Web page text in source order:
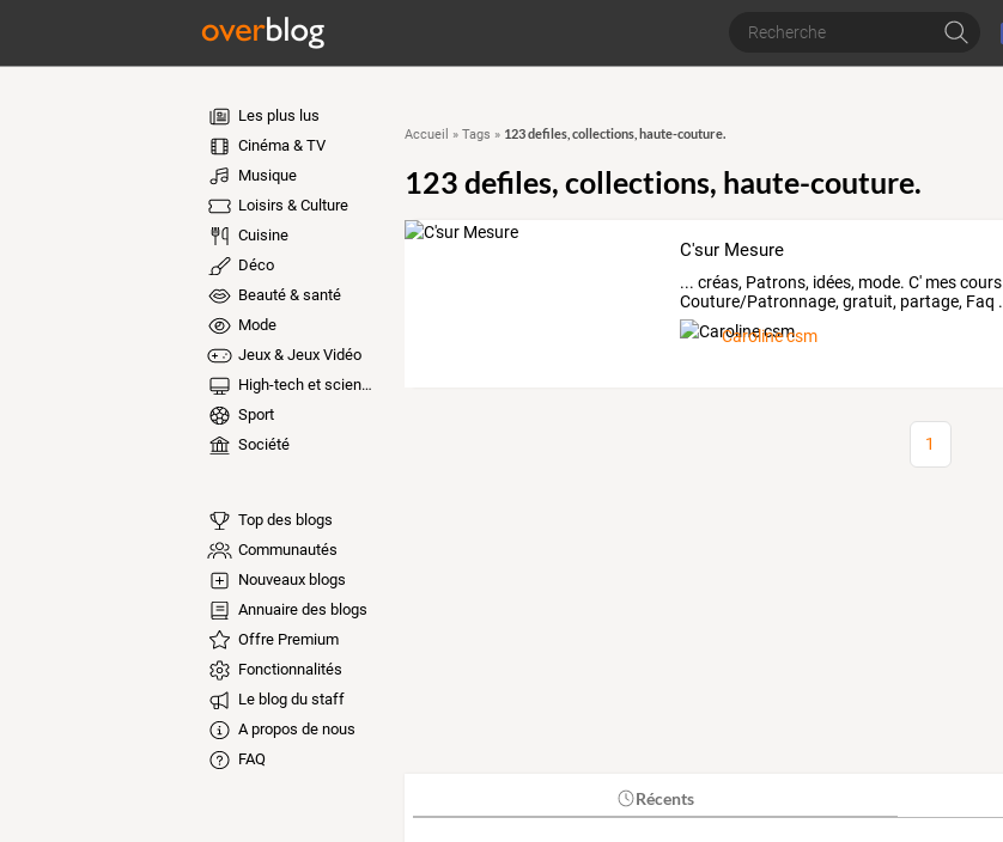
Les plus lus
Cinéma & TV
Musique
Loisirs & Culture
Cuisine
Déco
Beauté & santé
Mode
Jeux & Jeux Vidéo
High-tech et sciences
Sport
Société
Top des blogs
Communautés
Nouveaux blogs
Annuaire des blogs
Offre Premium
Fonctionnalités
Le blog du staff
A propos de nous
FAQ
Accueil » Tags » 123 defiles, collections, haute-couture.
123 defiles, collections, haute-couture.
C'sur Mesure
... créas, Patrons, idées, mode. C' mes cours
Couture/Patronnage, gratuit, partage, Faq .
Caroline csm
1
Récents